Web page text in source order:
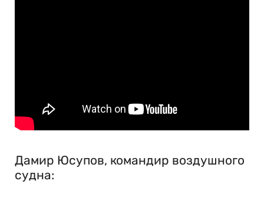
Дамир Юсупов, командир воздушного
судна: